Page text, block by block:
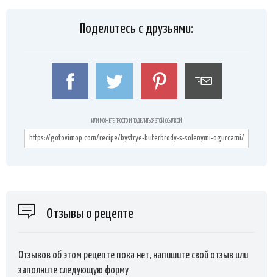
Поделитесь с друзьями:
ИЛИ МОЖЕТЕ ПРОСТО И ПОДЕЛИТЬСЯ ЭТОЙ ССЫЛКОЙ
Отзывы о рецепте
Отзывов об этом рецепте пока нет, напишите свой отзыв или
заполните следующую форму